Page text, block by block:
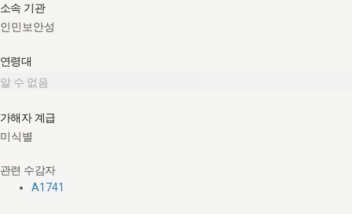
소속 기관
인민보안성
연령대
알 수 없음
가해자 계급
미식별
관련 수감자
A1741